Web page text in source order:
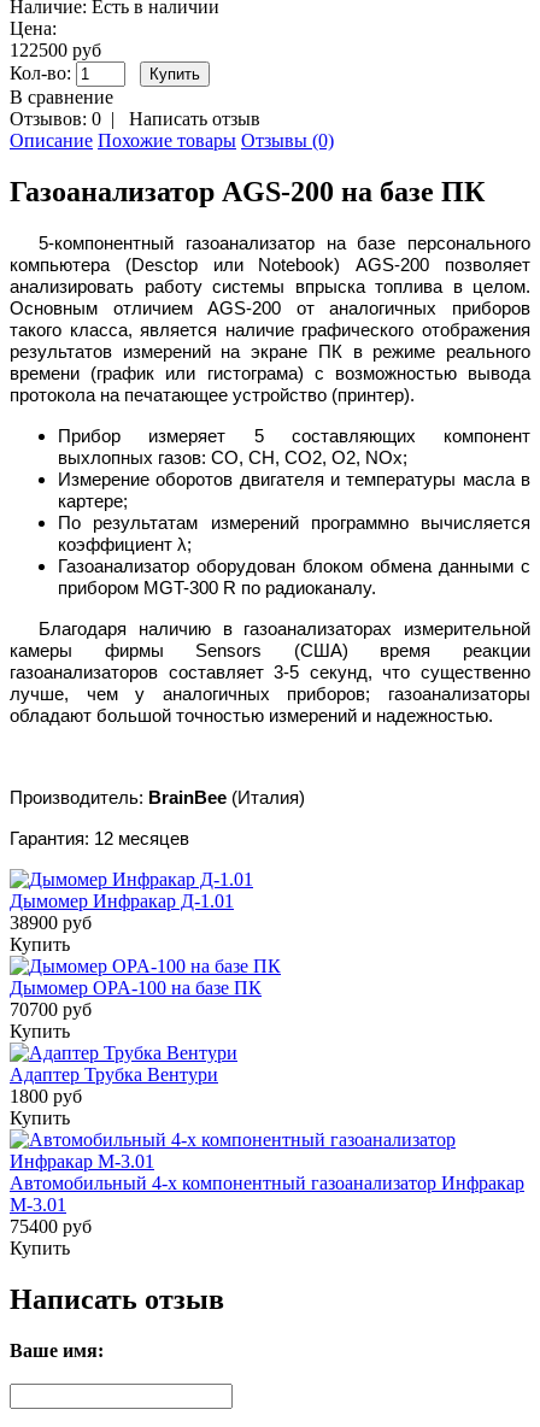
Наличие: Есть в наличии
Цена:
122500 руб
Кол-во:
В сравнение
Отзывов: 0 | Написать отзыв
Описание Похожие товары Отзывы (0)
Газоанализатор AGS-200 на базе ПК
5-компонентный газоанализатор на базе персонального
компьютера (Desctop или Notebook) AGS-200 позволяет
анализировать работу системы впрыска топлива в целом.
Основным отличием AGS-200 от аналогичных приборов
такого класса, является наличие графического отображения
результатов измерений на экране ПК в режиме реального
времени (график или гистограма) с возможностью вывода
протокола на печатающее устройство (принтер).
Прибор измеряет 5 составляющих компонент
выхлопных газов: CO, CH, CO2, O2, NOx;
Измерение оборотов двигателя и температуры масла в
картере;
По результатам измерений программно вычисляется
коэффициент λ;
Газоанализатор оборудован блоком обмена данными с
прибором MGT-300 R по радиоканалу.
Благодаря наличию в газоанализаторах измерительной
камеры фирмы Sensors (США) время реакции
газоанализаторов составляет 3-5 секунд, что существенно
лучше, чем у аналогичных приборов; газоанализаторы
обладают большой точностью измерений и надежностью.
Производитель: BrainBee (Италия)
Гарантия: 12 месяцев
Дымомер Инфракар Д-1.01
38900 руб
Купить
Дымомер OPA-100 на базе ПК
70700 руб
Купить
Адаптер Трубка Вентури
1800 руб
Купить
Автомобильный 4-х компонентный газоанализатор Инфракар
М-3.01
75400 руб
Купить
Написать отзыв
Ваше имя: